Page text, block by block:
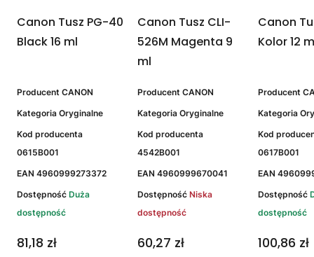
Canon Tusz PG-40
Black 16 ml
Producent CANON
Kategoria Oryginalne
Kod producenta
0615B001
EAN 4960999273372
Dostępność Duża
dostępność
81,18 zł
Canon Tusz CLI-
526M Magenta 9
ml
Producent CANON
Kategoria Oryginalne
Kod producenta
4542B001
EAN 4960999670041
Dostępność Niska
dostępność
60,27 zł
Canon
Kolor 12
Producent
Kategoria
Kod
0617B001
EAN
Dostępność
dostępność
100,86 zł